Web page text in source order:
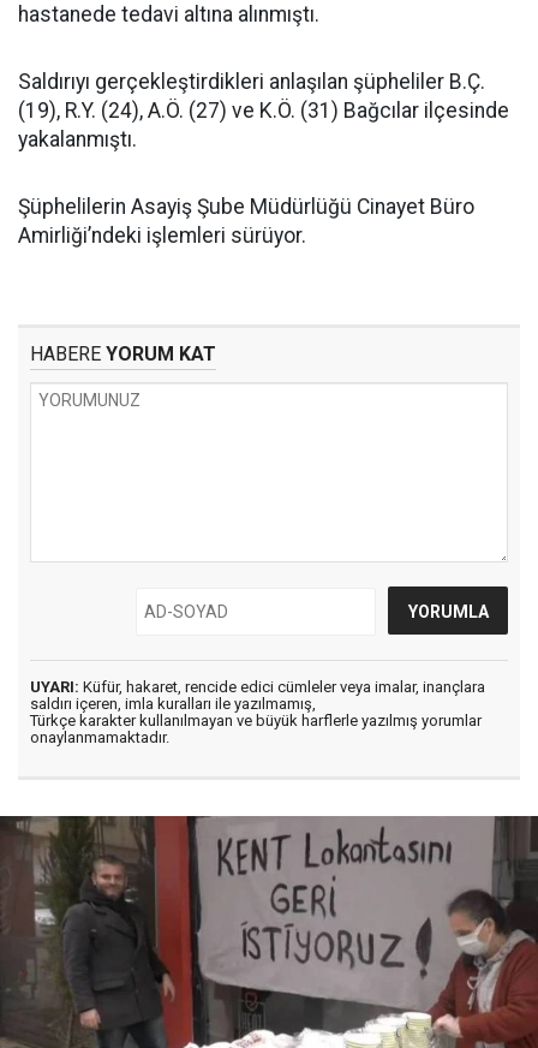
hastanede tedavi altına alınmıştı.
Saldırıyı gerçekleştirdikleri anlaşılan şüpheliler B.Ç.
(19), R.Y. (24), A.Ö. (27) ve K.Ö. (31) Bağcılar ilçesinde
yakalanmıştı.
Şüphelilerin Asayiş Şube Müdürlüğü Cinayet Büro
Amirliği’ndeki işlemleri sürüyor.
HABERE YORUM KAT
UYARI: Küfür, hakaret, rencide edici cümleler veya imalar, inançlara
saldırı içeren, imla kuralları ile yazılmamış,
Türkçe karakter kullanılmayan ve büyük harflerle yazılmış yorumlar
onaylanmamaktadır.